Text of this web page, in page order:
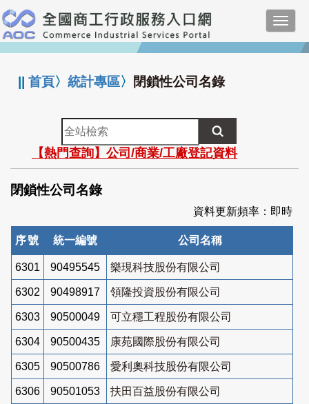
跳
到
主
要
:::
||首頁〉統計專區〉 閉鎖性公司名錄
全
站
檢
索
【熱門查詢】公司/商業/工廠登記資料
閉鎖性公司名錄
資料更新頻率：即時
序號 統一編號 公司名稱
6301 90495545 樂現科技股份有限公司
6302 90498917 領隆投資股份有限公司
6303 90500049 可立穩工程股份有限公司
6304 90500435 康苑國際股份有限公司
6305 90500786 愛利奧科技股份有限公司
6306 90501053 扶田百益股份有限公司